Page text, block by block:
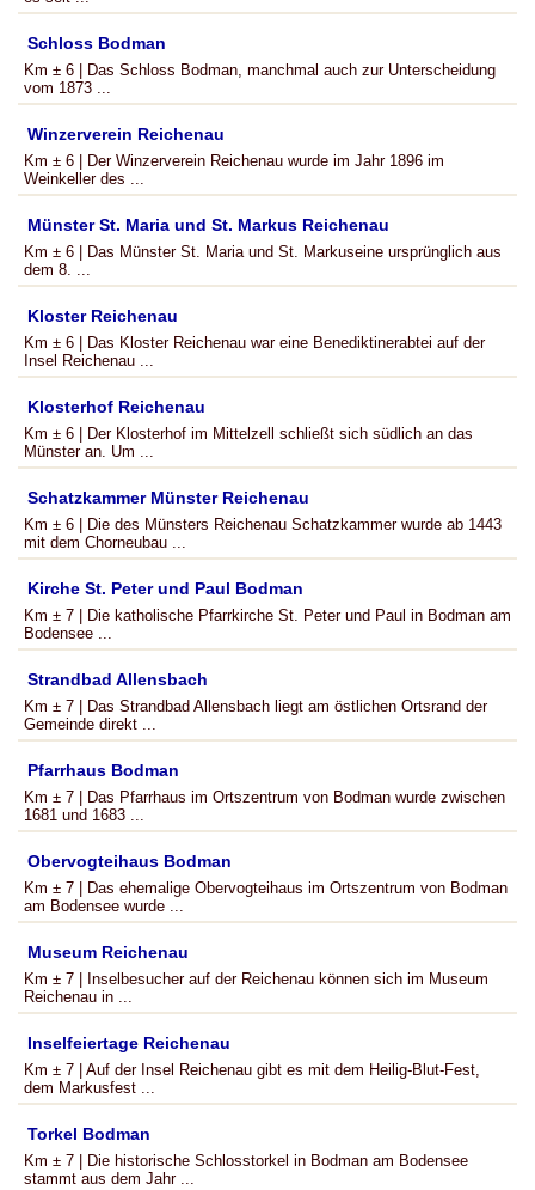
Schloss Bodman
Km ± 6 | Das Schloss Bodman, manchmal auch zur Unterscheidung
vom 1873 ...
Winzerverein Reichenau
Km ± 6 | Der Winzerverein Reichenau wurde im Jahr 1896 im
Weinkeller des ...
Münster St. Maria und St. Markus Reichenau
Km ± 6 | Das Münster St. Maria und St. Markuseine ursprünglich aus
dem 8. ...
Kloster Reichenau
Km ± 6 | Das Kloster Reichenau war eine Benediktinerabtei auf der
Insel Reichenau ...
Klosterhof Reichenau
Km ± 6 | Der Klosterhof im Mittelzell schließt sich südlich an das
Münster an. Um ...
Schatzkammer Münster Reichenau
Km ± 6 | Die des Münsters Reichenau Schatzkammer wurde ab 1443
mit dem Chorneubau ...
Kirche St. Peter und Paul Bodman
Km ± 7 | Die katholische Pfarrkirche St. Peter und Paul in Bodman am
Bodensee ...
Strandbad Allensbach
Km ± 7 | Das Strandbad Allensbach liegt am östlichen Ortsrand der
Gemeinde direkt ...
Pfarrhaus Bodman
Km ± 7 | Das Pfarrhaus im Ortszentrum von Bodman wurde zwischen
1681 und 1683 ...
Obervogteihaus Bodman
Km ± 7 | Das ehemalige Obervogteihaus im Ortszentrum von Bodman
am Bodensee wurde ...
Museum Reichenau
Km ± 7 | Inselbesucher auf der Reichenau können sich im Museum
Reichenau in ...
Inselfeiertage Reichenau
Km ± 7 | Auf der Insel Reichenau gibt es mit dem Heilig-Blut-Fest,
dem Markusfest ...
Torkel Bodman
Km ± 7 | Die historische Schlosstorkel in Bodman am Bodensee
stammt aus dem Jahr ...